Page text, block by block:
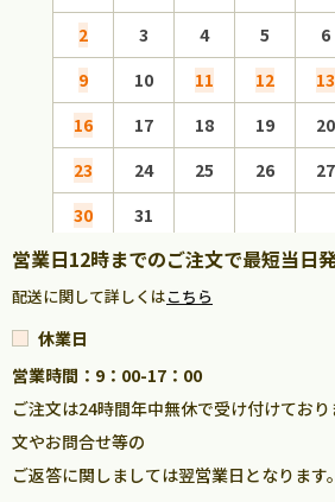
2
3 4 5 6
9
10 11 12 13
16
17 18 19 20
23
24 25 26 27
30
31
営業日12時までのご注文で最短当日
配送に関して詳しくはこちら
休業日
営業時間：9：00-17：00
ご注文は24時間年中無休で受け付けてお
文やお問合せ等の
ご返答に関しましては翌営業日となります。